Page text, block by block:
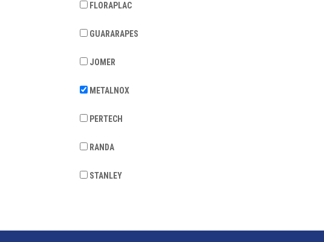
FLORAPLAC
GUARARAPES
JOMER
METALNOX
PERTECH
RANDA
STANLEY